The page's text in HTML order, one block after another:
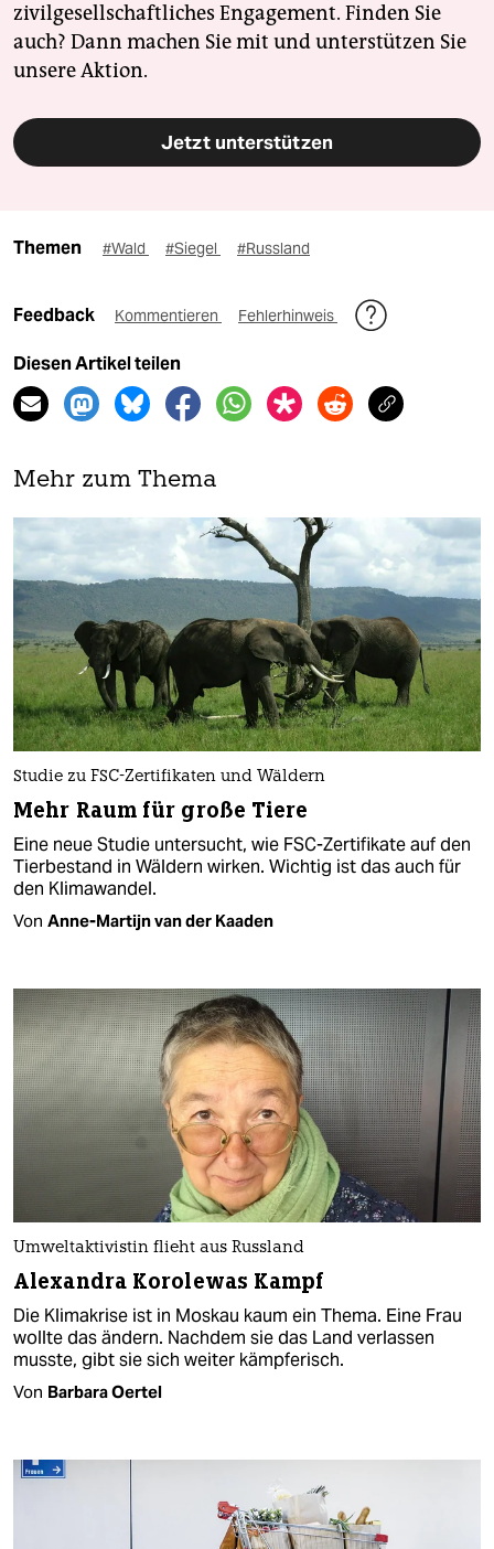
zivilgesellschaftliches Engagement. Finden Sie
auch? Dann machen Sie mit und unterstützen Sie
unsere Aktion.
Jetzt unterstützen
Themen #Wald #Siegel #Russland
Feedback Kommentieren Fehlerhinweis
Diesen Artikel teilen
Mehr zum Thema
Studie zu FSC-Zertifikaten und Wäldern
Mehr Raum für große Tiere
Eine neue Studie untersucht, wie FSC-Zertifikate auf den
Tierbestand in Wäldern wirken. Wichtig ist das auch für
den Klimawandel.
Von Anne-Martijn van der Kaaden
Umweltaktivistin flieht aus Russland
Alexandra Korolewas Kampf
Die Klimakrise ist in Moskau kaum ein Thema. Eine Frau
wollte das ändern. Nachdem sie das Land verlassen
musste, gibt sie sich weiter kämpferisch.
Von Barbara Oertel